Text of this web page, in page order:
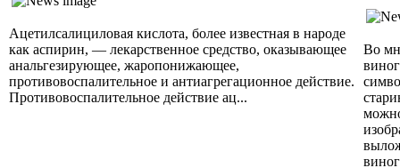
Ацетилсалициловая кислота, более известная в народе
как аспирин, — лекарственное средство, оказывающее
анальгезирующее, жаропонижающее,
противовоспалительное и антиагрегационное действие.
Противовоспалительное действие ац...
Во